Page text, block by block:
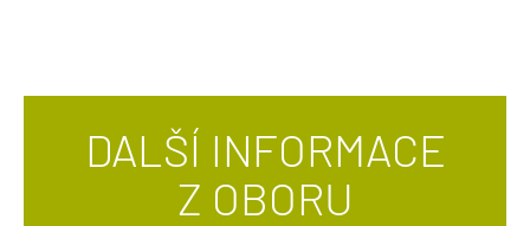
DALŠÍ INFORMACE
Z OBORU